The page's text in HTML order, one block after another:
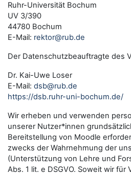
Ruhr-Universität Bochum
UV 3/390
44780 Bochum
E-Mail: rektor@rub.de
Der Datenschutzbeauftragte des
Dr. Kai-Uwe Loser
E-Mail: dsb@rub.de
https://dsb.ruhr-uni-bochum.de/
Wir erheben und verwenden
unserer Nutzer*innen
Bereitstellung von Moodle
zwecks der Wahrnehmung der
(Unterstützung von Lehre und
Abs. 1 lit. e DSGVO. Soweit wir